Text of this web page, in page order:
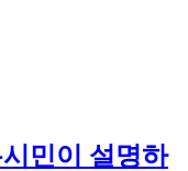
민이 설명하